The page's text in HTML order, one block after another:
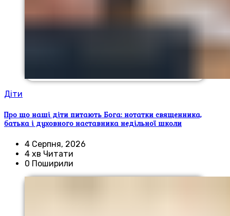
Діти
Про що наші діти питають Бога: нотатки священника,
батька і духовного наставника недільної школи
4 Серпня, 2026
4 хв Читати
0 Поширили